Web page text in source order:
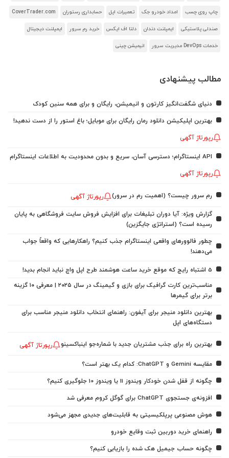
چاپ روی چسب امداد خودرو جک تعمیرات اپل حسابداری رستوران CoverTrader.com
صندلی پلاستیکی ایمپلنت دندان دلتا اف ایکس خرید رم سرور ایمپلنت دیجیتال
خدمات DevOps مدیریت سرور انیمیشن چینی
مطالب پیشنهادی
دنیای شگفت‌انگیز کارتون و انیمیشن، رایگان و برای همه سنین کودک
بهترین اپلیکیشن دانلود رمان رایگان برای موبایل؛ باغ استور را از دست ندهید!
رپورتاژ آگهی
API اینستاگرام؛ دسترسی آسان، سریع و بدون محدودیت به اطلاعات اینستاگرام
رپورتاژ آگهی
رم سرور چیست؟ (اهمیت رم در سرور) رپورتاژ آگهی
گزارش ویژه: آیا دوران تبلیغات برای افزایش فروش سایت فروشگاهی به پایان
رسیده است؟ (استراتژی جایگزین)
چطور فالوورهای واقعی اینستاگرام جذب کنیم؟ راهکارهایی که واقعاً جواب
می‌دهند!
5 اشتباه رایج که موقع خرید ساعت هوشمند طرح اپل واچ نباید انجام بدید!
مناسب‌ترین کارت گرافیک برای بازی و گیمینگ در سال ۲۰۲۵ | معرفی ۱۰ گزینه
برتر برای گیمرها
بهترین دانلود منیجر برای آیفون: راهنمای انتخاب دانلود منیجر مناسب برای
دستگاه‌های اپل
بهترین راه برای جذب مشتریان جدید با شماره‌جو اینباکسینو رپورتاژ آگهی
مقایسه Gemini و ChatGPT: کدام یک بهتر است؟
چگونه از قفل شدن خودکار ویندوز 11 یا ویندوز 10 جلوگیری کنیم؟
افزونه‌ی جستجوی ChatGPT برای گوگل کروم معرفی شد
هوش مصنوعی پرپلکیسیتی به قابلیت‌های جدیدی مجهز می‌شود
راهنمای خرید دوربین ثبت وقایع خودرو
چگونه حساب جیمیل هک شده را بازیابی کنیم؟